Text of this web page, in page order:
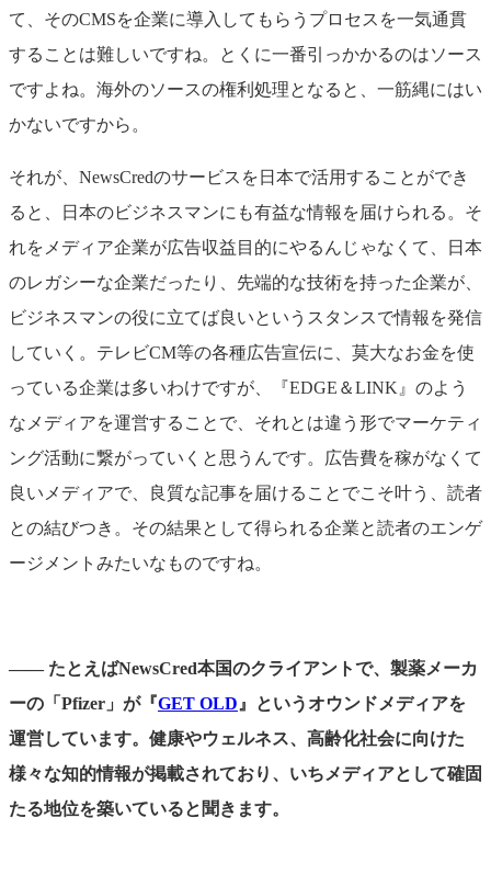
て、そのCMSを企業に導入してもらうプロセスを一気通貫
することは難しいですね。とくに一番引っかかるのはソース
ですよね。海外のソースの権利処理となると、一筋縄にはい
かないですから。
それが、NewsCredのサービスを日本で活用することができ
ると、日本のビジネスマンにも有益な情報を届けられる。そ
れをメディア企業が広告収益目的にやるんじゃなくて、日本
のレガシーな企業だったり、先端的な技術を持った企業が、
ビジネスマンの役に立てば良いというスタンスで情報を発信
していく。テレビCM等の各種広告宣伝に、莫大なお金を使
っている企業は多いわけですが、『EDGE＆LINK』のよう
なメディアを運営することで、それとは違う形でマーケティ
ング活動に繋がっていくと思うんです。広告費を稼がなくて
良いメディアで、良質な記事を届けることでこそ叶う、読者
との結びつき。その結果として得られる企業と読者のエンゲ
ージメントみたいなものですね。
―― たとえばNewsCred本国のクライアントで、製薬メーカ
ーの「Pfizer」が『GET OLD 』というオウンドメディアを
運営しています。健康やウェルネス、高齢化社会に向けた
様々な知的情報が掲載されており、いちメディアとして確固
たる地位を築いていると聞きます。